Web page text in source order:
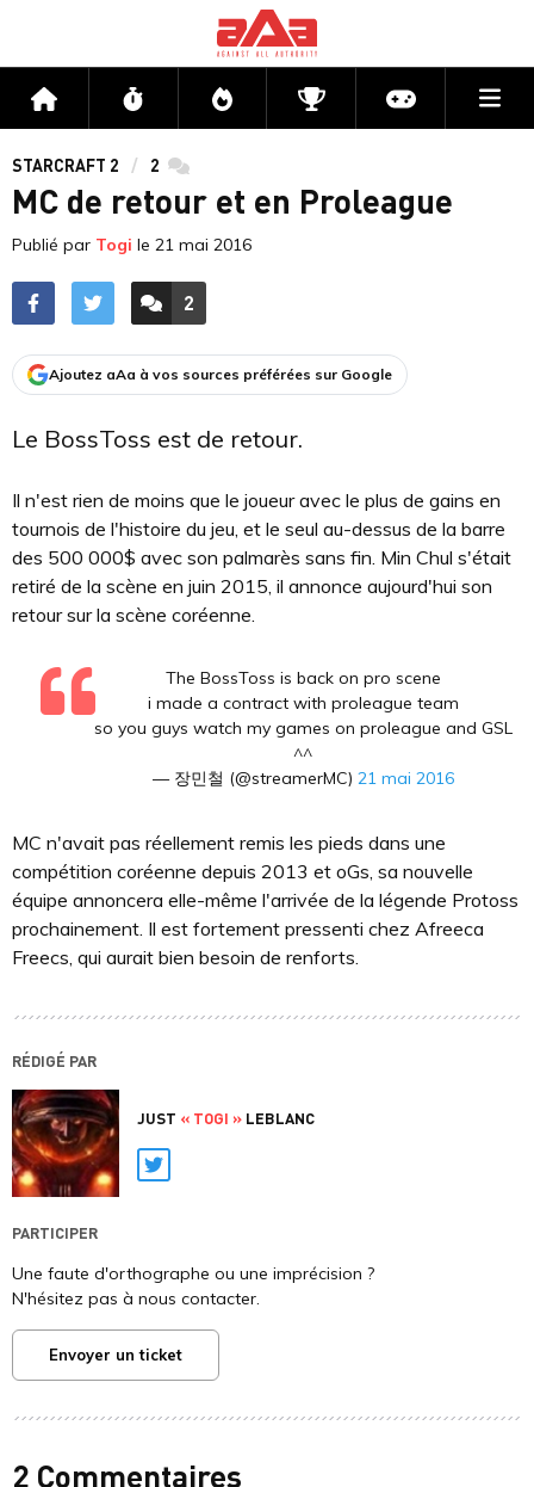
Accueil Flux Directs CompétitionsActu jeux
STARCRAFT 2 2 commentaires
MC de retour et en Proleague
Publié par Togi le 21 mai 2016
ACCÉDER AUX
2
COMMENTAIRES
Ajoutez aAa à vos sources préférées sur Google
Le BossToss est de retour.
Il n'est rien de moins que le joueur avec le plus de gains en
tournois de l'histoire du jeu, et le seul au-dessus de la barre
des 500 000$ avec son palmarès sans fin. Min Chul s'était
retiré de la scène en juin 2015, il annonce aujourd'hui son
retour sur la scène coréenne.
The BossToss is back on pro scene
i made a contract with proleague team
so you guys watch my games on proleague and GSL
^^
— 장민철 (@streamerMC) 21 mai 2016
MC n'avait pas réellement remis les pieds dans une
compétition coréenne depuis 2013 et oGs, sa nouvelle
équipe annoncera elle-même l'arrivée de la légende Protoss
prochainement. Il est fortement pressenti chez Afreeca
Freecs, qui aurait bien besoin de renforts.
RÉDIGÉ PAR
JUST « TOGI » LEBLANC
Twitter
PARTICIPER
Une faute d'orthographe ou une imprécision ?
N'hésitez pas à nous contacter.
Envoyer un ticket
2 Commentaires